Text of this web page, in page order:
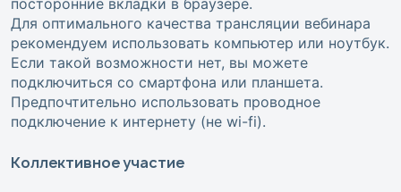
посторонние вкладки в браузере.
Для оптимального качества трансляции вебинара
рекомендуем использовать компьютер или ноутбук.
Если такой возможности нет, вы можете
подключиться со смартфона или планшета.
Предпочтительно использовать проводное
подключение к интернету (не wi-fi).
Коллективное участие